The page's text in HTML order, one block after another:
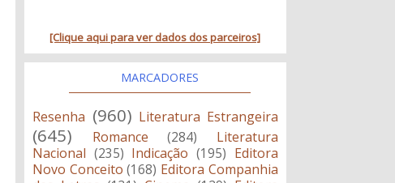
[Clique aqui para ver dados dos parceiros]
MARCADORES
Resenha (960) Literatura Estrangeira
(645) Romance (284)
Literatura
Nacional (235) Indicação (195) Editora
Novo Conceito (168) Editora Companhia